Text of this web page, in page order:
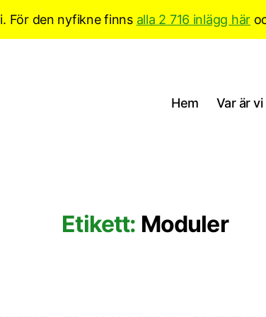
För den nyfikne finns alla 2 716 inlägg här
Hem Var är vi
Etikett: Moduler